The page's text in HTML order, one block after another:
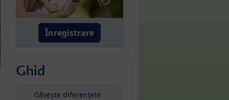
Înregistrare
Ghid
Găsește diferențele